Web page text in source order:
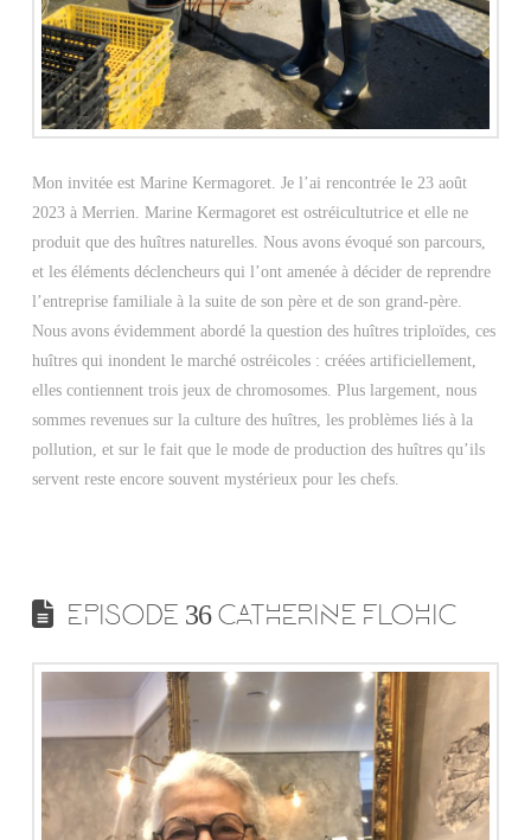
Mon invitée est Marine Kermagoret. Je l’ai rencontrée le 23 août
2023 à Merrien. Marine Kermagoret est ostréicultutrice et elle ne
produit que des huîtres naturelles. Nous avons évoqué son parcours,
et les éléments déclencheurs qui l’ont amenée à décider de reprendre
l’entreprise familiale à la suite de son père et de son grand-père.
Nous avons évidemment abordé la question des huîtres triploïdes, ces
huîtres qui inondent le marché ostréicoles : créées artificiellement,
elles contiennent trois jeux de chromosomes. Plus largement, nous
sommes revenues sur la culture des huîtres, les problèmes liés à la
pollution, et sur le fait que le mode de production des huîtres qu’ils
servent reste encore souvent mystérieux pour les chefs.
EPISODE 36 CATHERINE FLOHIC